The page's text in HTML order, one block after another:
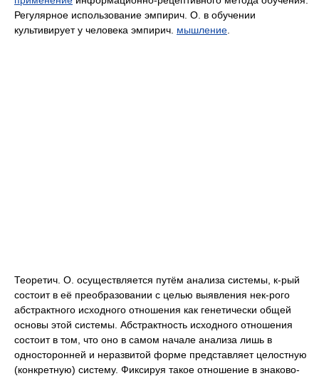
Регулярное использование эмпирич. О. в обучении
культивирует у человека эмпирич. мышление
Теоретич. О. осуществляется путём анализа системы, к-рый
состоит в её преобразовании с целью выявления нек-рого
абстрактного исходного отношения как генетически общей
основы этой системы. Абстрактность исходного отношения
состоит в том, что оно в самом начале анализа лишь в
односторонней и неразвитой форме представляет целостную
(конкретную) систему. Фиксируя такое отношение в знаково-